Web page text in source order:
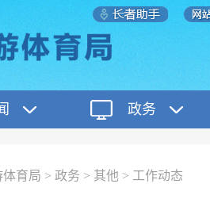
政务
育局 > 政务 > 其他 > 工作动态